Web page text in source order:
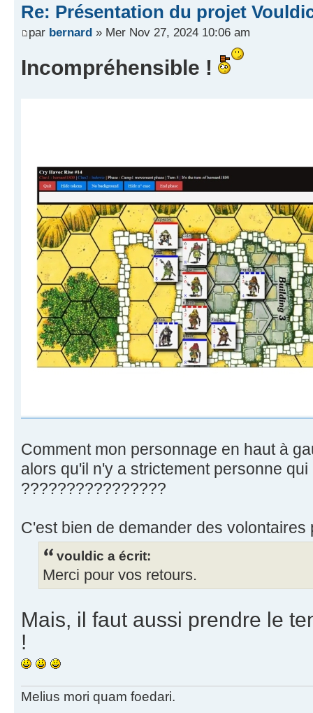
Re: Présentation du projet
par bernard » Mer Nov 27, 2024 10:06 am
Incompréhensible !
Comment mon personnage en haut à
alors qu'il n'y a strictement personne
????????????????
C'est bien de demander des volontaires
vouldic a écrit:
Merci pour vos retours.
Mais, il faut aussi prendre le
!
Melius mori quam foedari.